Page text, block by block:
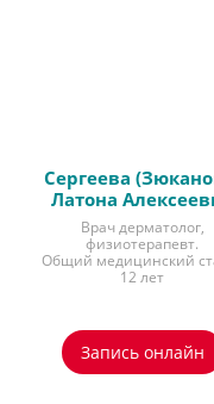
Сергеева
Латона
Врач дерматолог,
физиотерапевт.
Общий медицинский
12 лет
Запись онлайн